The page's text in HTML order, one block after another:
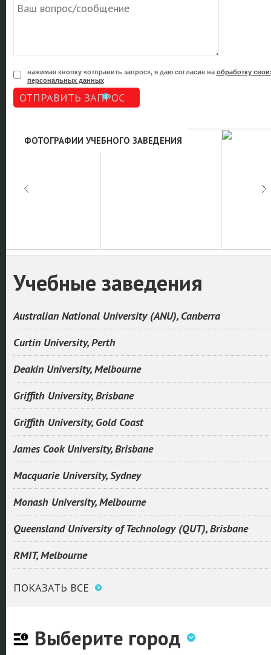
нажимая кнопку «отправить запрос», я даю согласие на обработку
персональных данных
ОТПРАВИТЬ ЗАПРОС
ФОТОГРАФИИ УЧЕБНОГО ЗАВЕДЕНИЯ
Учебные заведения
Australian National University (ANU), Canberra
Curtin University, Perth
Deakin University, Melbourne
Griffith University, Brisbane
Griffith University, Gold Coast
James Cook University, Brisbane
Macquarie University, Sydney
Monash University, Melbourne
Queensland University of Technology (QUT), Brisbane
RMIT, Melbourne
ПОКАЗАТЬ ВСЕ
Выберите город